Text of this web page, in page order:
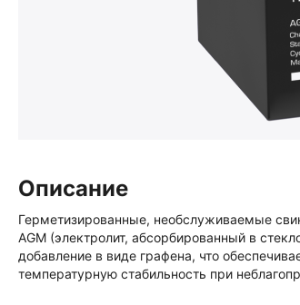
Описание
Герметизированные, необслуживаемые
AGM (электролит, абсорбированный в
добавление в виде графена, что
температурную стабильность при